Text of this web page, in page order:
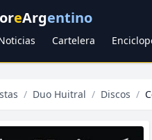
eArgentino
Cartelera
/ Duo Huitral / Discos /